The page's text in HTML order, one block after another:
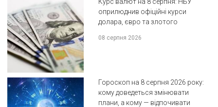
оприлюднив офіційні курси
долара, євро та злотого
08 серпня 2026
Гороскоп на 8 серпня 2026 року:
кому доведеться змінювати
плани, а кому — відпочивати